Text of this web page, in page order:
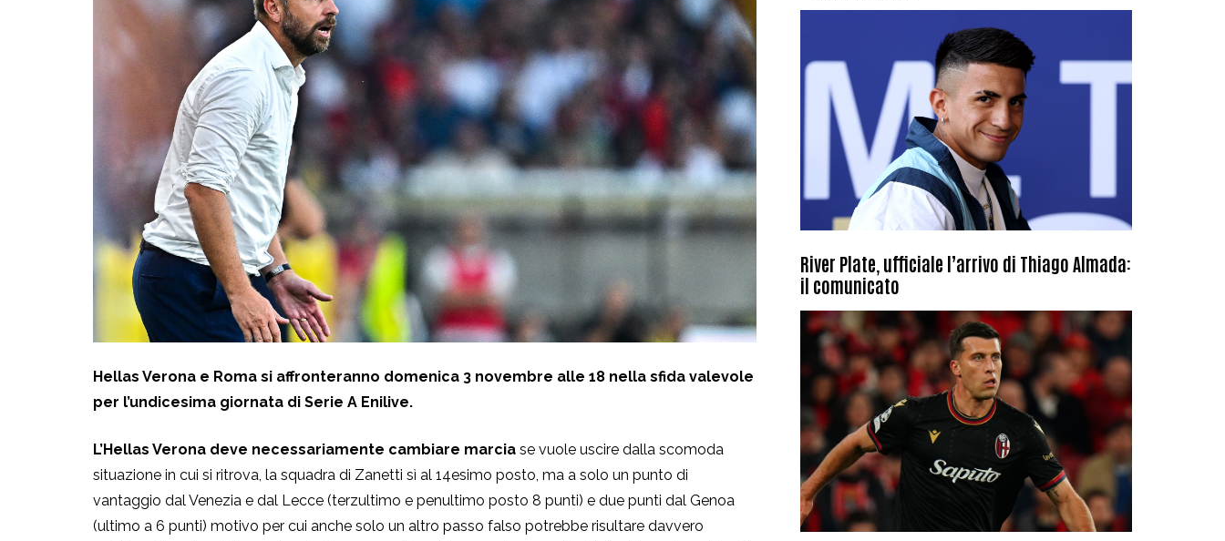
Hellas Verona e Roma si affronteranno domenica 3 novembre alle 18 nella sfida valevole
per l’undicesima giornata di Serie A Enilive.
L’Hellas Verona deve necessariamente cambiare marcia se vuole uscire dalla scomoda
situazione in cui si ritrova, la squadra di Zanetti sì al 14esimo posto, ma a solo un punto di
vantaggio dal Venezia e dal Lecce (terzultimo e penultimo posto 8 punti) e due punti dal Genoa
(ultimo a 6 punti) motivo per cui anche solo un altro passo falso potrebbe risultare davvero
River Plate, ufficiale l’arrivo di Thiago Almada:
il comunicato